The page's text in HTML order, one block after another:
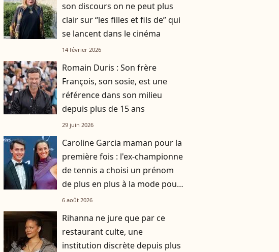
son discours on ne peut plus
clair sur “les filles et fils de” qui
se lancent dans le cinéma
14 février 2026
Romain Duris : Son frère
François, son sosie, est une
référence dans son milieu
depuis plus de 15 ans
29 juin 2026
Caroline Garcia maman pour la
première fois : l'ex-championne
de tennis a choisi un prénom
de plus en plus à la mode pour
son fils
6 août 2026
Rihanna ne jure que par ce
restaurant culte, une
institution discrète depuis plus